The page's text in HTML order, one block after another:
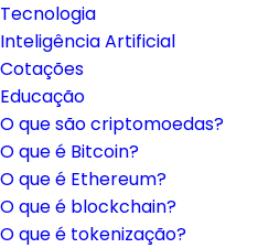
Tecnologia
Inteligência Artificial
Cotações
Educação
O que são criptomoedas?
O que é Bitcoin?
O que é Ethereum?
O que é blockchain?
O que é tokenização?